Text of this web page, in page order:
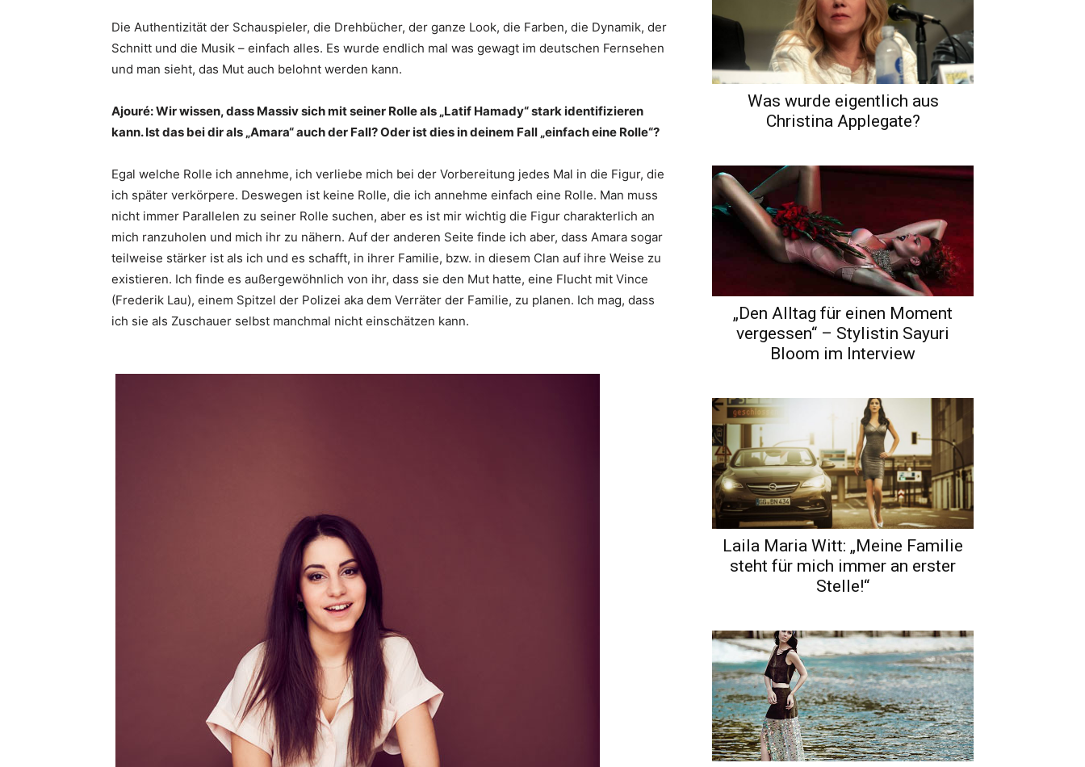
Die Authentizität der Schauspieler, die Drehbücher, der ganze Look, die Farben, die Dynamik, der
Schnitt und die Musik – einfach alles. Es wurde endlich mal was gewagt im deutschen Fernsehen
und man sieht, das Mut auch belohnt werden kann.
Ajouré: Wir wissen, dass Massiv sich mit seiner Rolle als „Latif Hamady“ stark identifizieren
kann. Ist das bei dir als „Amara“ auch der Fall? Oder ist dies in deinem Fall „einfach eine Rolle“?
Egal welche Rolle ich annehme, ich verliebe mich bei der Vorbereitung jedes Mal in die Figur, die
ich später verkörpere. Deswegen ist keine Rolle, die ich annehme einfach eine Rolle. Man muss
nicht immer Parallelen zu seiner Rolle suchen, aber es ist mir wichtig die Figur charakterlich an
mich ranzuholen und mich ihr zu nähern. Auf der anderen Seite finde ich aber, dass Amara sogar
teilweise stärker ist als ich und es schafft, in ihrer Familie, bzw. in diesem Clan auf ihre Weise zu
existieren. Ich finde es außergewöhnlich von ihr, dass sie den Mut hatte, eine Flucht mit Vince
(Frederik Lau), einem Spitzel der Polizei aka dem Verräter der Familie, zu planen. Ich mag, dass
ich sie als Zuschauer selbst manchmal nicht einschätzen kann.
Was wurde eigentlich aus
Christina Applegate?
„Den Alltag für einen Moment
vergessen“ – Stylistin Sayuri
Bloom im Interview
Laila Maria Witt: „Meine Familie
steht für mich immer an erster
Stelle!“